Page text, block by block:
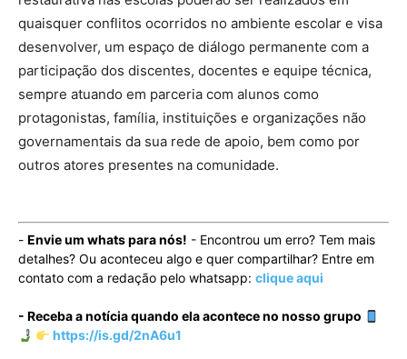
quaisquer conflitos ocorridos no ambiente escolar e visa
desenvolver, um espaço de diálogo permanente com a
participação dos discentes, docentes e equipe técnica,
sempre atuando em parceria com alunos como
protagonistas, família, instituições e organizações não
governamentais da sua rede de apoio, bem como por
outros atores presentes na comunidade.
- Envie um whats para nós! - Encontrou um erro? Tem mais
detalhes? Ou aconteceu algo e quer compartilhar? Entre em
contato com a redação pelo whatsapp: clique aqui
- Receba a notícia quando ela acontece no nosso grupo
https://is.gd/2nA6u1